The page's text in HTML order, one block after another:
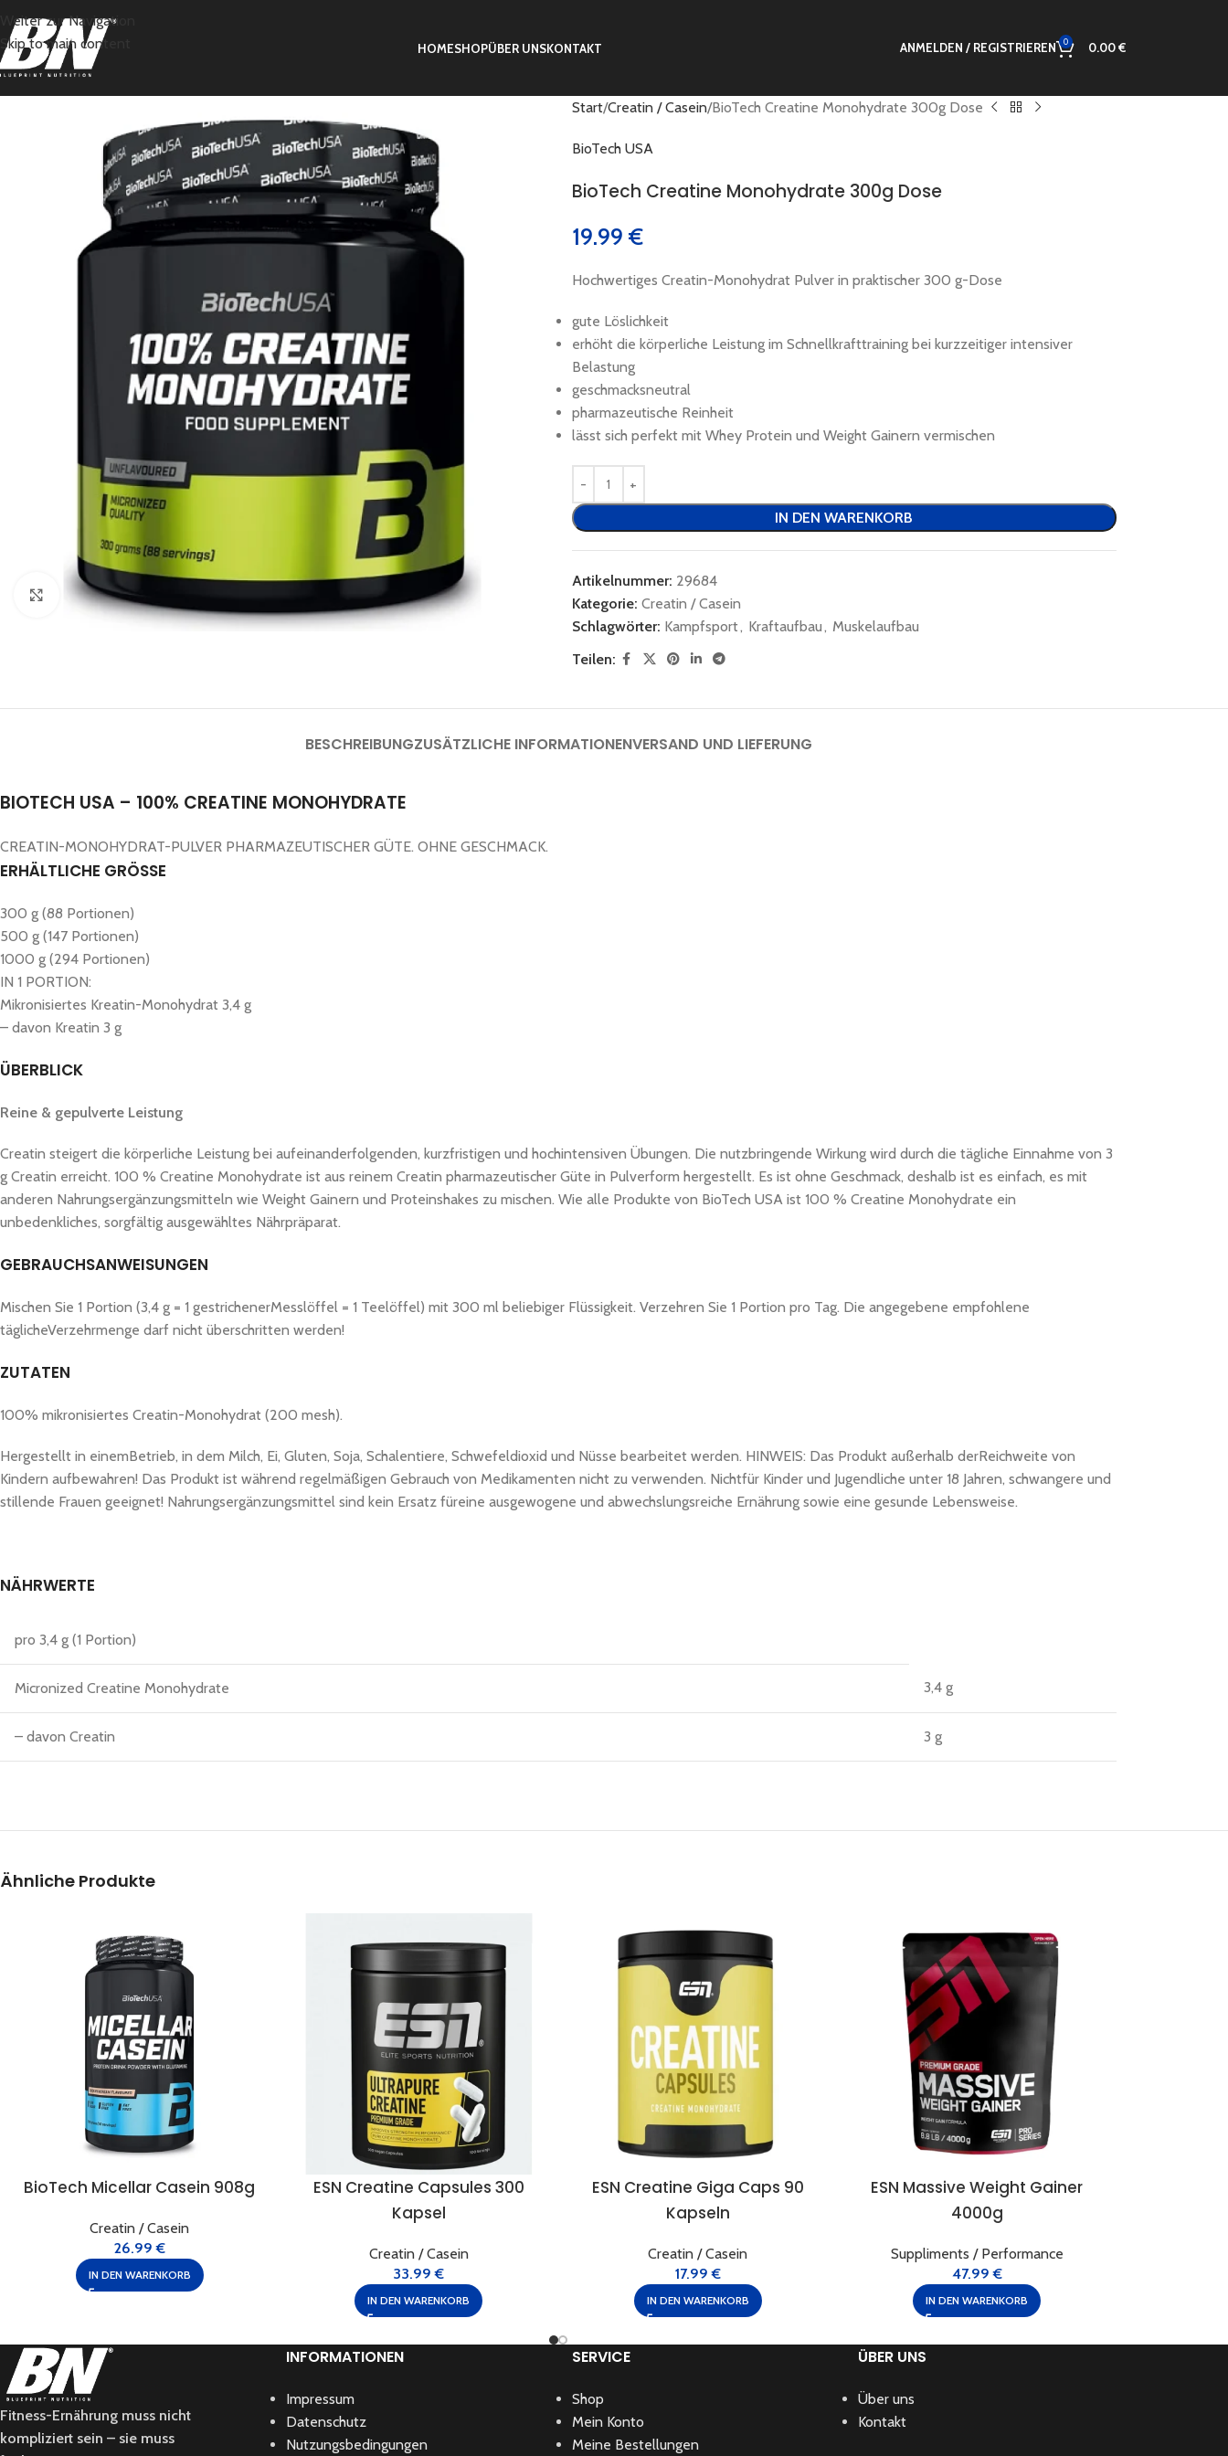
Weiter zur Navigation
Skip to main content
HOMESHOPÜBER UNSKONTAKT ANMELDEN / REGISTRIEREN 0 0.00€
Click to enlarge
Start Creatin / Casein BioTech Creatine Monohydrate 300g Dose
BioTech USA
BioTech Creatine Monohydrate 300g Dose
19.99 €
Hochwertiges Creatin-Monohydrat Pulver in praktischer 300 g-Dose
gute Löslichkeit
erhöht die körperliche Leistung im Schnellkrafttraining bei kurzzeitiger intensiver
Belastung
geschmacksneutral
pharmazeutische Reinheit
lässt sich perfekt mit Whey Protein und Weight Gainern vermischen
IN DEN WARENKORB
Artikelnummer: 29684
Kategorie: Creatin / Casein
Schlagwörter: Kampfsport, Kraftaufbau, Muskelaufbau
Teilen:
BESCHREIBUNGZUSÄTZLICHE INFORMATIONENVERSAND UND LIEFERUNG
BIOTECH USA – 100% CREATINE MONOHYDRATE
CREATIN-MONOHYDRAT-PULVER PHARMAZEUTISCHER GÜTE. OHNE GESCHMACK.
ERHÄLTLICHE GRÖSSE
300 g (88 Portionen)
500 g (147 Portionen)
1000 g (294 Portionen)
IN 1 PORTION:
Mikronisiertes Kreatin-Monohydrat 3,4 g
– davon Kreatin 3 g
ÜBERBLICK
Reine & gepulverte Leistung
Creatin steigert die körperliche Leistung bei aufeinanderfolgenden, kurzfristigen und hochintensiven Übungen. Die nutzbringende Wirkung wird durch die tägliche Einnahme von 3
g Creatin erreicht. 100 % Creatine Monohydrate ist aus reinem Creatin pharmazeutischer Güte in Pulverform hergestellt. Es ist ohne Geschmack, deshalb ist es einfach, es mit
anderen Nahrungsergänzungsmitteln wie Weight Gainern und Proteinshakes zu mischen. Wie alle Produkte von BioTech USA ist 100 % Creatine Monohydrate ein
unbedenkliches, sorgfältig ausgewähltes Nährpräparat.
GEBRAUCHSANWEISUNGEN
Mischen Sie 1 Portion (3,4 g = 1 gestrichenerMesslöffel = 1 Teelöffel) mit 300 ml beliebiger Flüssigkeit. Verzehren Sie 1 Portion pro Tag. Die angegebene empfohlene
täglicheVerzehrmenge darf nicht überschritten werden!
ZUTATEN
100% mikronisiertes Creatin-Monohydrat (200 mesh).
Hergestellt in einemBetrieb, in dem Milch, Ei, Gluten, Soja, Schalentiere, Schwefeldioxid und Nüsse bearbeitet werden. HINWEIS: Das Produkt außerhalb derReichweite von
Kindern aufbewahren! Das Produkt ist während regelmäßigen Gebrauch von Medikamenten nicht zu verwenden. Nichtfür Kinder und Jugendliche unter 18 Jahren, schwangere und
stillende Frauen geeignet! Nahrungsergänzungsmittel sind kein Ersatz füreine ausgewogene und abwechslungsreiche Ernährung sowie eine gesunde Lebensweise.
NÄHRWERTE
pro 3,4 g (1 Portion)
Micronized Creatine Monohydrate 3,4 g
– davon Creatin 3 g
Ähnliche Produkte
BioTech Micellar Casein 908g
Creatin / Casein
26.99€
IN DEN WARENKORB
ESN Creatine Capsules 300
Kapsel
Creatin / Casein
33.99€
IN DEN WARENKORB
ESN Creatine Giga Caps 90
Kapseln
Creatin / Casein
17.99€
IN DEN WARENKORB
ESN Massive Weight Gainer
4000g
Suppliments / Performance
47.99€
IN DEN WARENKORB
Fitness-Ernährung muss nicht
kompliziert sein – sie muss
INFORMATIONEN
Impressum
Datenschutz
Nutzungsbedingungen
SERVICE
Shop
Mein Konto
Meine Bestellungen
ÜBER UNS
Über uns
Kontakt